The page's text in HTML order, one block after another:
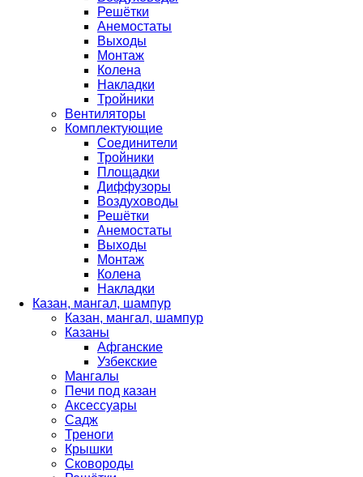
Решётки
Анемостаты
Выходы
Монтаж
Колена
Накладки
Тройники
Вентиляторы
Комплектующие
Соединители
Тройники
Площадки
Диффузоры
Воздуховоды
Решётки
Анемостаты
Выходы
Монтаж
Колена
Накладки
Казан, мангал, шампур
Казан, мангал, шампур
Казаны
Афганские
Узбекские
Мангалы
Печи под казан
Аксессуары
Садж
Треноги
Крышки
Сковороды